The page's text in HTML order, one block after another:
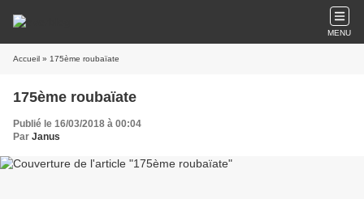
MENU
Accueil » 175ème roubaïate
175ème roubaïate
Publié le 16/03/2018 à 00:04
Par Janus